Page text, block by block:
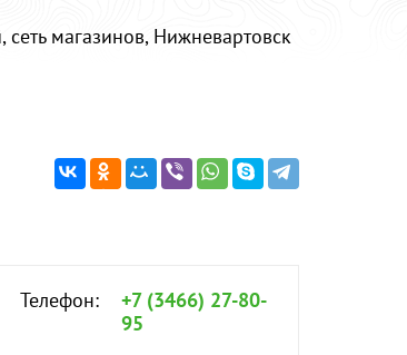
магазинов, Нижневартовск
Телефон:
+7 (3466) 27-80-
95